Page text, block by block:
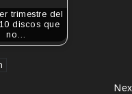
trimestre del
discos que
no…